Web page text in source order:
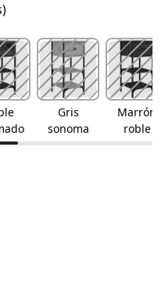
Gris
sonoma
Marrón
roble